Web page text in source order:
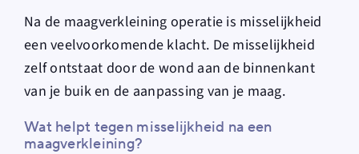
Na de maagverkleining operatie is misselijkheid
een veelvoorkomende klacht. De misselijkheid
zelf ontstaat door de wond aan de binnenkant
van je buik en de aanpassing van je maag.
Wat helpt tegen misselijkheid na een
maagverkleining?